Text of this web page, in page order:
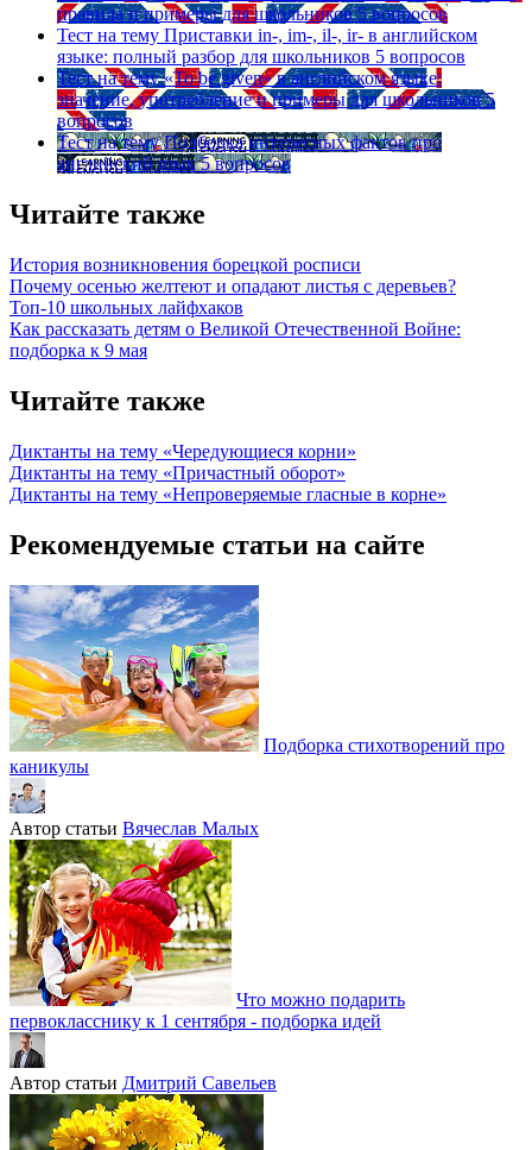
правила и примеры для школьников 5 вопросов
Тест на тему Приставки in-, im-, il-, ir- в английском
языке: полный разбор для школьников 5 вопросов
Тест на тему «To be given» в английском языке:
значение, употребление и примеры для школьников 5
вопросов
Тест на тему Подборка интересных фактов про
английский язык 5 вопросов
Читайте также
История возникновения борецкой росписи
Почему осенью желтеют и опадают листья с деревьев?
Топ-10 школьных лайфхаков
Как рассказать детям о Великой Отечественной Войне:
подборка к 9 мая
Читайте также
Диктанты на тему «Чередующиеся корни»
Диктанты на тему «Причастный оборот»
Диктанты на тему «Непроверяемые гласные в корне»
Рекомендуемые статьи на сайте
Подборка стихотворений про
каникулы
Автор статьи Вячеслав Малых
Что можно подарить
первокласснику к 1 сентября - подборка идей
Автор статьи Дмитрий Савельев